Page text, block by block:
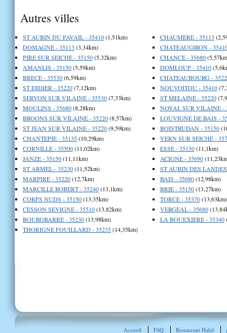
Autres villes
ST AUBIN DU PAVAIL - 35410(1,51km)
DOMAGNE - 35113 (3,34km)
PIRE SUR SEICHE - 35150(5,32km)
AMANLIS - 35150(5,59km)
BRECE - 35530(6,59km)
ST DIDIER - 35220(7,12km)
SERVON SUR VILAINE - 35530(7,33km)
MOULINS - 35680(8,28km)
BROONS SUR VILAINE - 35220(8,57km)
ST JEAN SUR VILAINE - 35220(9,59km)
CHANTEPIE - 35135(10,29km)
CORNILLE - 35500(11,02km)
JANZE - 35150(11,11km)
ST ARMEL - 35230(11,52km)
MARPIRE - 35220(12,7km)
MARCILLE ROBERT - 35240(13,1km)
CORPS NUDS - 35150(13,35km)
CESSON SEVIGNE - 35510(13,82km)
BOURGBARRE - 35230(13,98km)
THORIGNE FOUILLARD - 35235(14,35km)
CHAUMERE - 35113
CHATEAUGIRON -
CHANCE - 35680
DOMLOUP - 35410
CHATEAUBOURG -
NOUVOITOU - 35410
ST MELAINE - 35220
NOYAL SUR VILAINE -
LOUVIGNE DE BAIS -
BOISTRUDAN - 35150
VERN SUR SEICHE -
ESSE - 35150(11,1km)
ACIGNE - 35690
ST AUBIN DES
BAIS - 35680(12,98km)
BRIE - 35150(13,27km)
TORCE - 35370(13,63km)
VERGEAL - 35680
LA BOUEXIERE - 35340
Accueil FAQ Restaurant Halal